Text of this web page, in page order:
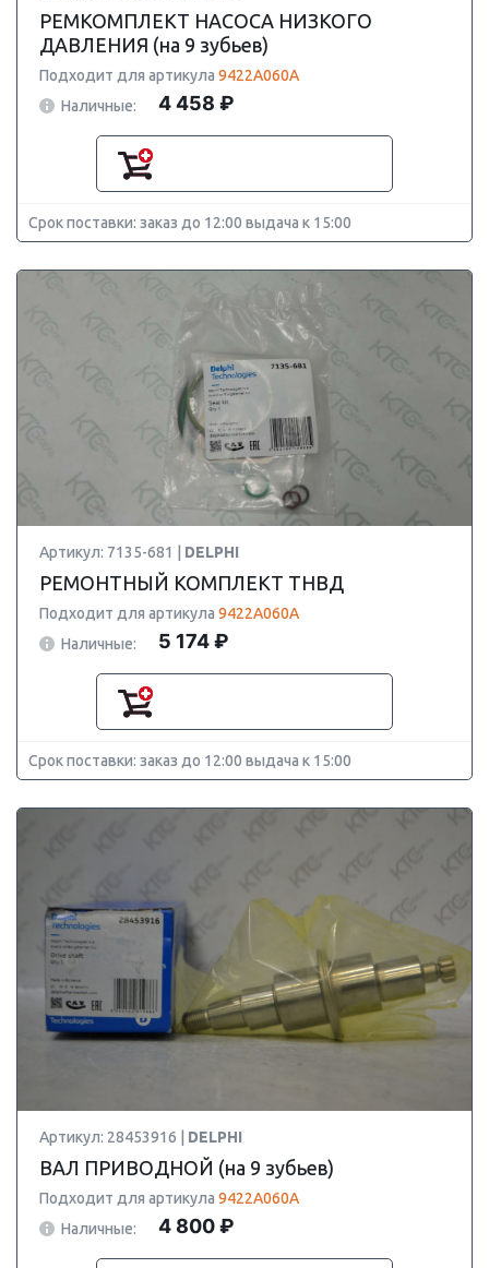
РЕМКОМПЛЕКТ НАСОСА НИЗКОГО
ДАВЛЕНИЯ (на 9 зубьев)
Подходит для артикула 9422A060A
Наличные:
4 458 ₽
Срок поставки: заказ до 12:00 выдача к 15:00
Артикул: 7135-681 | DELPHI
РЕМОНТНЫЙ КОМПЛЕКТ ТНВД
Подходит для артикула 9422A060A
Наличные:
5 174 ₽
Срок поставки: заказ до 12:00 выдача к 15:00
Артикул: 28453916 | DELPHI
ВАЛ ПРИВОДНОЙ (на 9 зубьев)
Подходит для артикула 9422A060A
Наличные:
4 800 ₽